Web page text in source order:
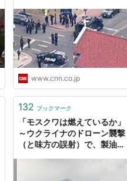
www.cnn.co.jp
132 ブックマーク
「モスクワは燃えているか」
～ウクライナのドローン襲撃
（と味方の誤射）で、製油所